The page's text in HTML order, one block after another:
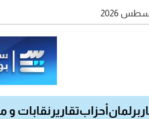
برلمان أحزابتقارير نقابات و